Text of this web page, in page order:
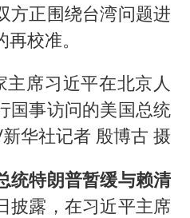
方正围绕台湾问题进
校准。
席习近平在北京人
国事访问的美国总统
华社记者 殷博古 摄
统特朗普暂缓与赖清
披露，在习近平主席